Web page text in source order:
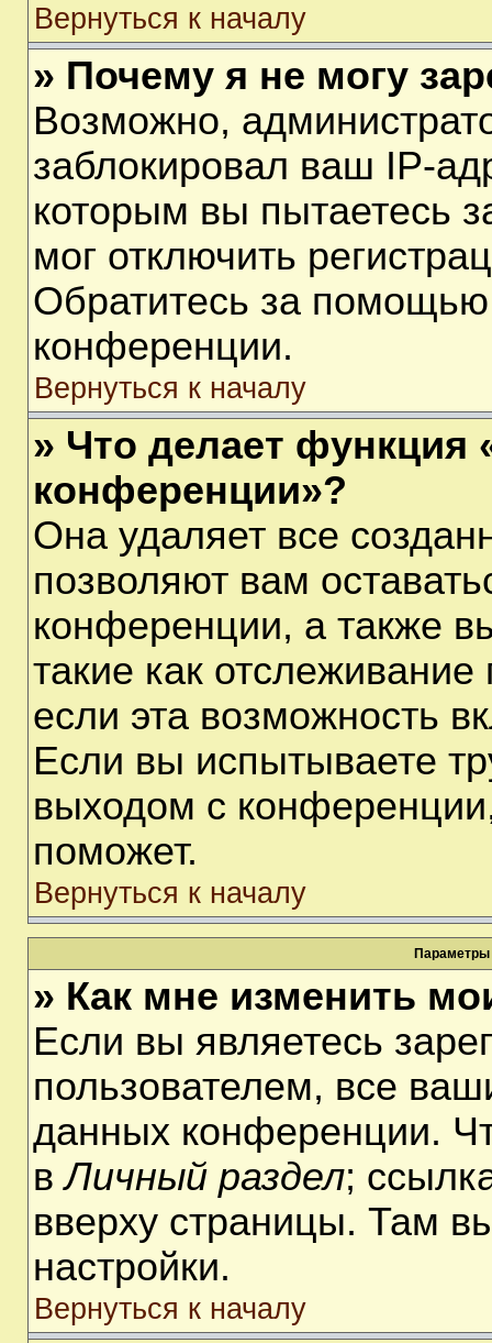
Вернуться к началу
» Почему я не могу
Возможно,
заблокировал ваш IP-
которым вы пытаетесь
мог отключить
Обратитесь за помощью
конференции.
Вернуться к началу
» Что делает функция
конференции»?
Она удаляет все
позволяют вам
конференции, а также
такие как
если эта возможность
Если вы испытываете
выходом с
поможет.
Вернуться к началу
Параметры
» Как мне изменить
Если вы являетесь
пользователем, все
данных конференции.
вЛичный раздел;
вверху страницы. Там
настройки.
Вернуться к началу